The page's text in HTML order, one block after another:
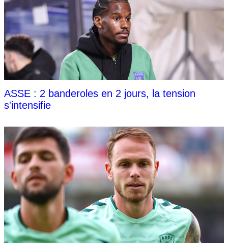
ASSE : 2 banderoles en 2 jours, la tension
s'intensifie